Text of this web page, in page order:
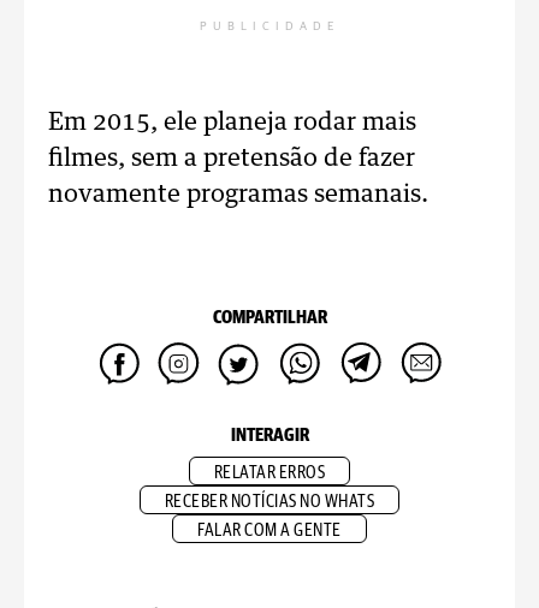
PUBLICIDADE
Em 2015, ele planeja rodar mais
filmes, sem a pretensão de fazer
novamente programas semanais.
COMPARTILHAR
INTERAGIR
RELATAR ERROS
RECEBER NOTÍCIAS NO WHATS
FALAR COM A GENTE